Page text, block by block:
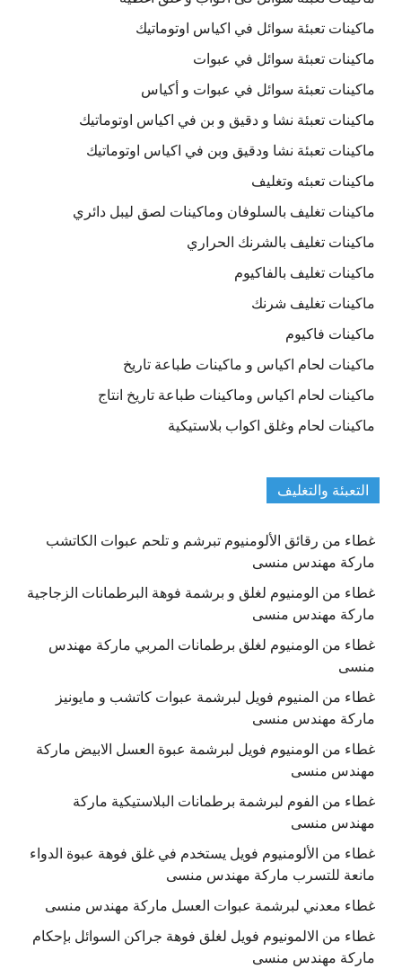
ماكينات تعبئة سوائل في اكياس اوتوماتيك
ماكينات تعبئة سوائل في عبوات
ماكينات تعبئة سوائل في عبوات و أكياس
ماكينات تعبئة نشا و دقيق و بن في اكياس اوتوماتيك
ماكينات تعبئة نشا ودقيق وبن في اكياس اوتوماتيك
ماكينات تعبئه وتغليف
ماكينات تغليف بالسلوفان وماكينات لصق ليبل دائري
ماكينات تغليف بالشرنك الحراري
ماكينات تغليف بالفاكيوم
ماكينات تغليف شرنك
ماكينات فاكيوم
ماكينات لحام اكياس و ماكينات طباعة تاريخ
ماكينات لحام اكياس وماكينات طباعة تاريخ انتاج
ماكينات لحام وغلق اكواب بلاستيكية
التعبئة والتغليف
غطاء من رقائق الألومنيوم تبرشم و تلحم عبوات الكاتشب
ماركة مهندس منسى
غطاء من الومنيوم لغلق و برشمة فوهة البرطمانات الزجاجية
ماركة مهندس منسى
غطاء من الومنيوم لغلق برطمانات المربي ماركة مهندس
منسى
غطاء من المنيوم فويل لبرشمة عبوات كاتشب و مايونيز
ماركة مهندس منسى
غطاء من الومنيوم فويل لبرشمة عبوة العسل الابيض ماركة
مهندس منسى
غطاء من الفوم لبرشمة برطمانات البلاستيكية ماركة
مهندس منسى
غطاء من الألومنيوم فويل يستخدم في غلق فوهة عبوة الدواء
مانعة للتسرب ماركة مهندس منسى
غطاء معدني لبرشمة عبوات العسل ماركة مهندس منسى
غطاء من الالمونيوم فويل لغلق فوهة جراكن السوائل بإحكام
ماركة مهندس منسى